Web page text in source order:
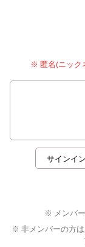
※ 匿名(ニック
※ メンバ
※ 非メンバーの方